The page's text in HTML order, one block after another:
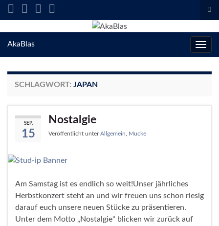
AkaBlas
SCHLAGWORT: JAPAN
SEP.
15
Nostalgie
Veröffentlicht unterAllgemein Mucke
Am Samstag ist es endlich so weit!Unser jährliches
Herbstkonzert steht an und wir freuen uns schon riesig
darauf euch unsere neuen Stücke zu präsentieren.
Unter dem Motto „Nostalgie“ blicken wir zurück auf